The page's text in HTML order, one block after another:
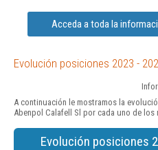
Acceda a toda la
Evolución posiciones 2023 -
A continuación le mostramos la
Abenpol Calafell Sl por cada uno de
Evolución posiciones